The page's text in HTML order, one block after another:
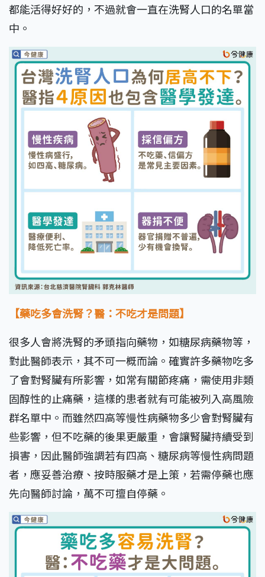
都能活得好好的，不過就會一直在洗腎人口的名單當
中。
【藥吃多會洗腎？醫：不吃才是問題】
很多人會將洗腎的矛頭指向藥物，如糖尿病藥物等，
對此醫師表示，其不可一概而論。確實許多藥物吃多
了會對腎臟有所影響，如常有關節疼痛，需使用非類
固醇性的止痛藥，這樣的患者就有可能被列入高風險
群名單中。而雖然四高等慢性病藥物多少會對腎臟有
些影響，但不吃藥的後果更嚴重，會讓腎臟持續受到
損害，因此醫師強調若有四高、糖尿病等慢性病問題
者，應妥善治療、按時服藥才是上策，若需停藥也應
先向醫師討論，萬不可擅自停藥。